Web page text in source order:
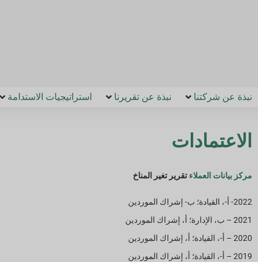
نبذة عن شركتنا نبذة عن تقريرنا استراتيجيات الاستدامة
الاعتمادات
مركز بيانات العملاء تقرير تغير المناخ
2022- أ-، القيادة؛ ب- إشراك الموردين
2021 – ب، الإدارة؛ أ، إشراك الموردين
2020 – أ-، القيادة؛ أ، إشراك الموردين
2019 – أ-، القيادة؛ أ، إشراك الموردين